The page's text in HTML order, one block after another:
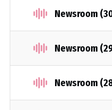
Newsroom
Newsroom
Newsroom